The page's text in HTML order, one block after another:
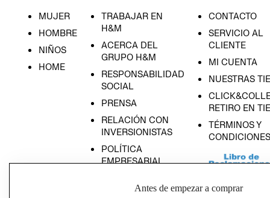
MUJER
HOMBRE
NIÑOS
HOME
TRABAJAR EN
H&M
ACERCA DEL
GRUPO H&M
RESPONSABILIDAD
SOCIAL
PRENSA
RELACIÓN CON
INVERSIONISTAS
POLÍTICA
EMPRESARIAL
CONTACTO
SERVICIO AL
CLIENTE
MI CUENTA
NUESTRAS
RETIRO EN
TÉRMINOS Y
CONDICIONES
Antes de empezar a comprar